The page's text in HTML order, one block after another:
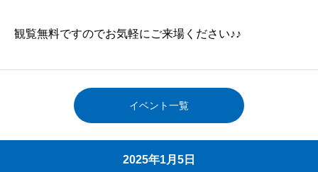
観覧無料ですのでお気軽にご来場ください♪♪
イベント一覧
2025年1月5日